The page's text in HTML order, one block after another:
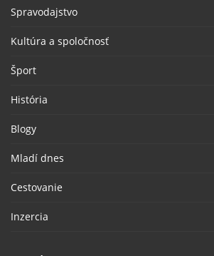
Spravodajstvo
Kultúra a spoločnosť
Šport
História
Blogy
Mladí dnes
Cestovanie
Inzercia